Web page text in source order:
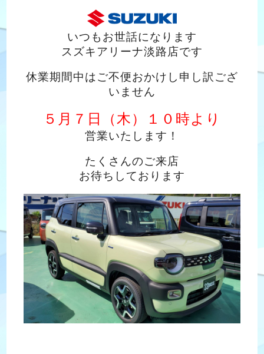
いつもお世話になります
スズキアリーナ淡路店です
休業期間中はご不便おかけし申し訳ござ
いません
５月７日（木）１０時より
営業いたします！
たくさんのご来店
お待ちしております